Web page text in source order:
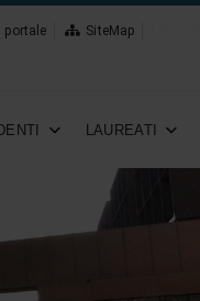
portale SiteMap
LAUREATI